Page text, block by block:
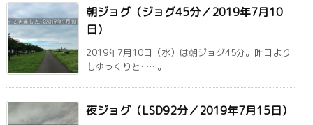
朝ジョグ（ジョグ45分／2019年7月10
日）
2019年7月10日（水）は朝ジョグ45分。昨日より
もゆっくりと……。
夜ジョグ（LSD92分／2019年7月15日）